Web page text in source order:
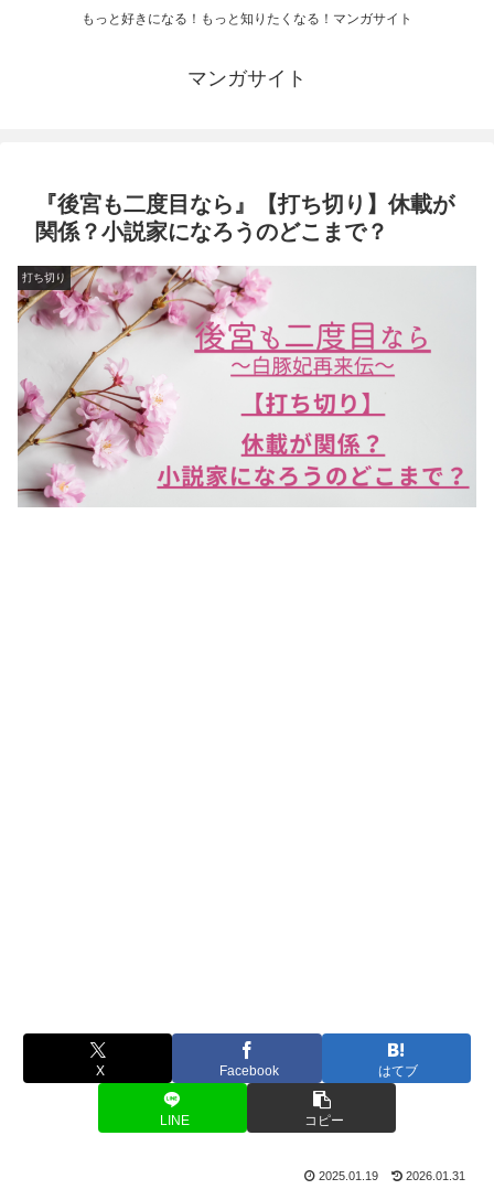
もっと好きになる！もっと知りたくなる！マンガサイト
マンガサイト
『後宮も二度目なら』【打ち切り】休載が
関係？小説家になろうのどこまで？
打ち切り
X Facebook はてブ
LINE コピー
2025.01.19 2026.01.31